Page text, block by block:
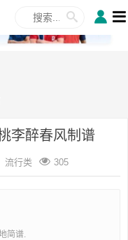
✕
李醉春风制谱
流行类 305
简谱.